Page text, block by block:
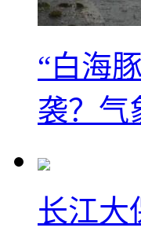
“白海
袭？气
长江大